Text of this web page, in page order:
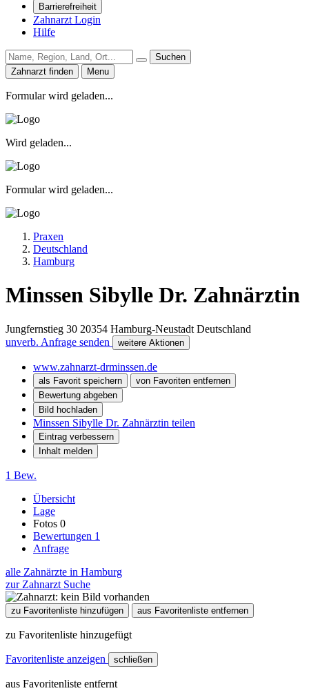
Barrierefreiheit
Zahnarzt Login
Hilfe
Suchen
Zahnarzt finden
Menu
Formular wird geladen...
Wird geladen...
Formular wird geladen...
Praxen
Deutschland
Hamburg
Minssen Sibylle Dr. Zahnärztin
Jungfernstieg 30 20354 Hamburg-Neustadt Deutschland
unverb. Anfrage senden
weitere Aktionen
www.zahnarzt-drminssen.de
als Favorit speichern
von Favoriten entfernen
Bewertung abgeben
Bild hochladen
Minssen Sibylle Dr. Zahnärztin teilen
Eintrag verbessern
Inhalt melden
1 Bew.
Übersicht
Lage
Fotos 0
Bewertungen 1
Anfrage
alle Zahnärzte in Hamburg
zur Zahnarzt Suche
zu Favoritenliste hinzufügen aus Favoritenliste entfernen
zu Favoritenliste hinzugefügt
Favoritenliste anzeigen schließen
aus Favoritenliste entfernt